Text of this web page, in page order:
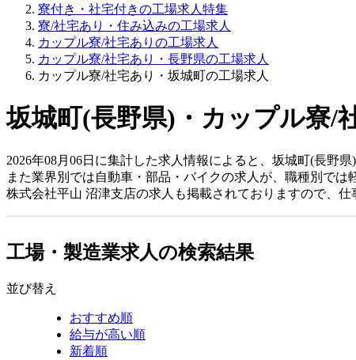
寮付き・社宅付きの工場求人特集
寮/社宅あり・住み込みの工場求人
カップル寮/社宅ありの工場求人
カップル寮/社宅あり・長野県の工場求人
カップル寮/社宅あり・坂城町の工場求人
坂城町(長野県)・カップル寮/
2026年08月06日に集計した求人情報によると、坂城町(長野
また業界別では自動車・部品・バイクの求人が、職種別では
株式会社平山 沼津支店の求人も掲載されておりますので、仕
工場・製造業求人の検索結果
並び替え
おすすめ順
給与が高い順
新着順